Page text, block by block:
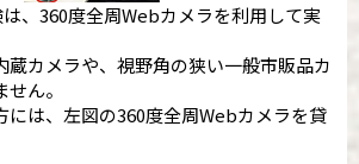
、360度全周Webカメラを利用して実
蔵カメラや、視野角の狭い一般市販品カ
ん。
には、左図の360度全周Webカメラを貸